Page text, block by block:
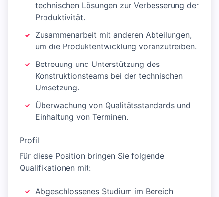
technischen Lösungen zur Verbesserung der
Produktivität.
Zusammenarbeit mit anderen Abteilungen,
um die Produktentwicklung voranzutreiben.
Betreuung und Unterstützung des
Konstruktionsteams bei der technischen
Umsetzung.
Überwachung von Qualitätsstandards und
Einhaltung von Terminen.
Profil
Für diese Position bringen Sie folgende
Qualifikationen mit:
Abgeschlossenes Studium im Bereich